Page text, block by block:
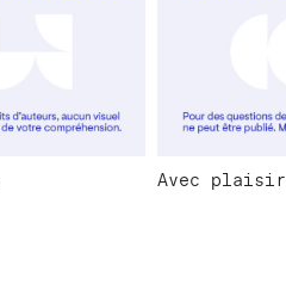
Avec plaisir